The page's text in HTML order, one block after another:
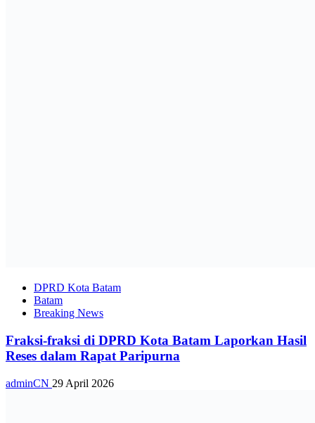
DPRD Kota Batam
Batam
Breaking News
Fraksi-fraksi di DPRD Kota Batam Laporkan Hasil
Reses dalam Rapat Paripurna
adminCN 29 April 2026